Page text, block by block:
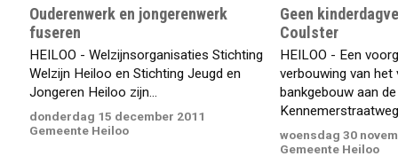
Ouderenwerk en jongerenwerk
fuseren
HEILOO - Welzijnsorganisaties Stichting
Welzijn Heiloo en Stichting Jeugd en
Jongeren Heiloo zijn...
donderdag 15 december 2011
Gemeente Heiloo
Geen
Coulster
HEILOO - Een
verbouwing van het
bankgebouw aan de
woensdag 30
Gemeente Heiloo